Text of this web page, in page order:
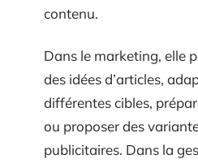
contenu.
Dans le marketing, elle
des idées d’articles,
différentes cibles,
ou proposer des
publicitaires. Dans la